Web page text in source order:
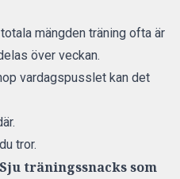
mängden träning ofta är
över veckan.
vardagspusslet kan det
tror.
träningssnacks som